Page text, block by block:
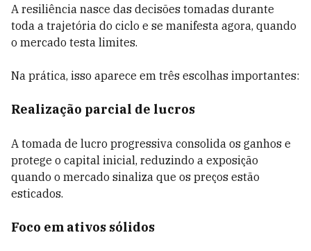
A resiliência nasce das decisões tomadas durante
toda a trajetória do ciclo e se manifesta agora, quando
o mercado testa limites.
Na prática, isso aparece em três escolhas importantes:
Realização parcial de lucros
A tomada de lucro progressiva consolida os ganhos e
protege o capital inicial, reduzindo a exposição
quando o mercado sinaliza que os preços estão
esticados.
Foco em ativos sólidos